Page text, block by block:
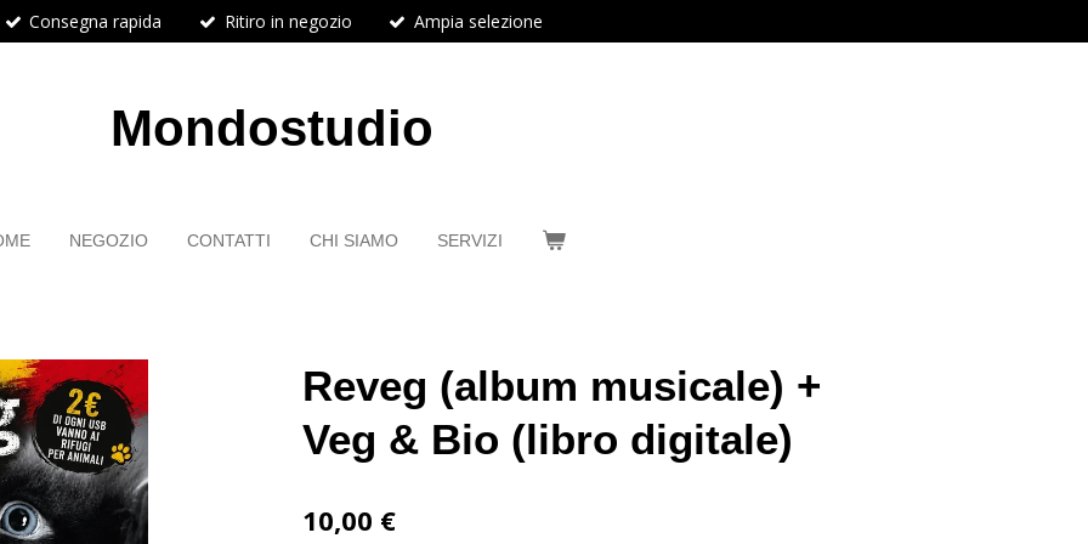
Consegna rapida Ritiro in negozio Ampia selezione
Mondostudio
NEGOZIO CONTATTI CHI SIAMO SERVIZI
Reveg (album musicale) +
Veg & Bio (libro digitale)
10,00 €